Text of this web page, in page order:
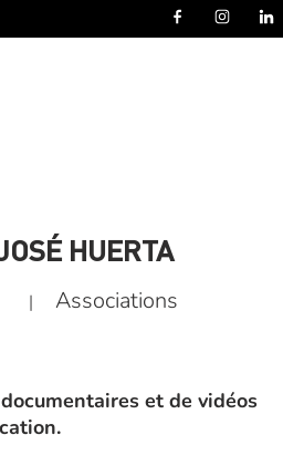
HUERTA
| Associations
et de vidéos